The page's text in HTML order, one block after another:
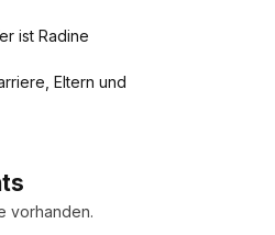
ist Radine
Eltern und
vorhanden.